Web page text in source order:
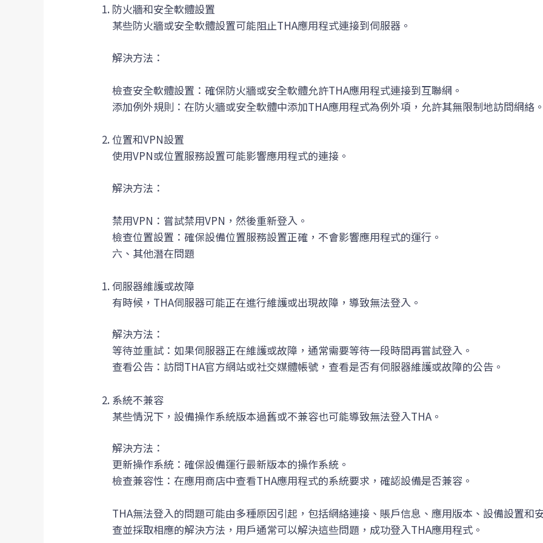
防火牆和安全軟體設置
某些防火牆或安全軟體設置可能阻止THA應用程式連接到伺服器。
解決方法：
檢查安全軟體設置：確保防火牆或安全軟體允許THA應用程式連接到互聯網。
添加例外規則：在防火牆或安全軟體中添加THA應用程式為例外項，允許其無限制地訪問網絡
位置和VPN設置
使用VPN或位置服務設置可能影響應用程式的連接。
解決方法：
禁用VPN：嘗試禁用VPN，然後重新登入。
檢查位置設置：確保設備位置服務設置正確，不會影響應用程式的運行。
六、其他潛在問題
伺服器維護或故障
有時候，THA伺服器可能正在進行維護或出現故障，導致無法登入。
解決方法：
等待並重試：如果伺服器正在維護或故障，通常需要等待一段時間再嘗試登入。
查看公告：訪問THA官方網站或社交媒體帳號，查看是否有伺服器維護或故障的公告。
系統不兼容
某些情況下，設備操作系統版本過舊或不兼容也可能導致無法登入THA。
解決方法：
更新操作系統：確保設備運行最新版本的操作系統。
檢查兼容性：在應用商店中查看THA應用程式的系統要求，確認設備是否兼容。
THA無法登入的問題可能由多種原因引起，包括網絡連接、賬戶信息、應用版本、設備設置和
查並採取相應的解決方法，用戶通常可以解決這些問題，成功登入THA應用程式。